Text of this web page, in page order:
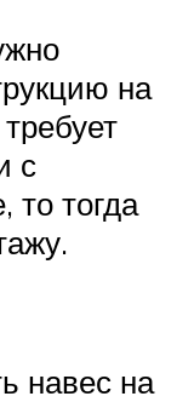
на
с
то тогда
навес на